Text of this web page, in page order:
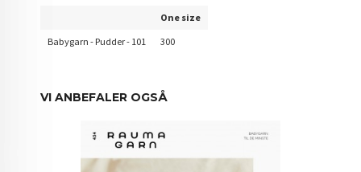
One size
Babygarn - Pudder - 101
300
VI ANBEFALER OGSÅ